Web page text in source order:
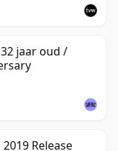
jaar oud /
Release